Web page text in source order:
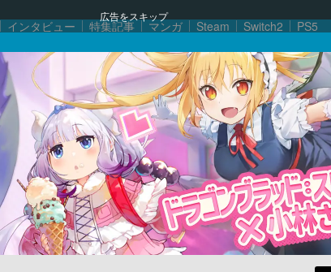
広告をスキップ
インタビュー 特集記事 マンガ Steam Switch2 PS5